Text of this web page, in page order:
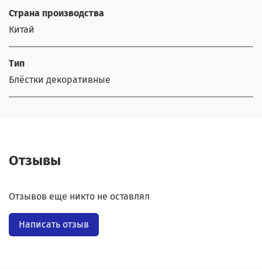
Страна производства
Китай
Тип
Блёстки декоративные
Отзывы
Отзывов еще никто не оставлял
Написать отзыв